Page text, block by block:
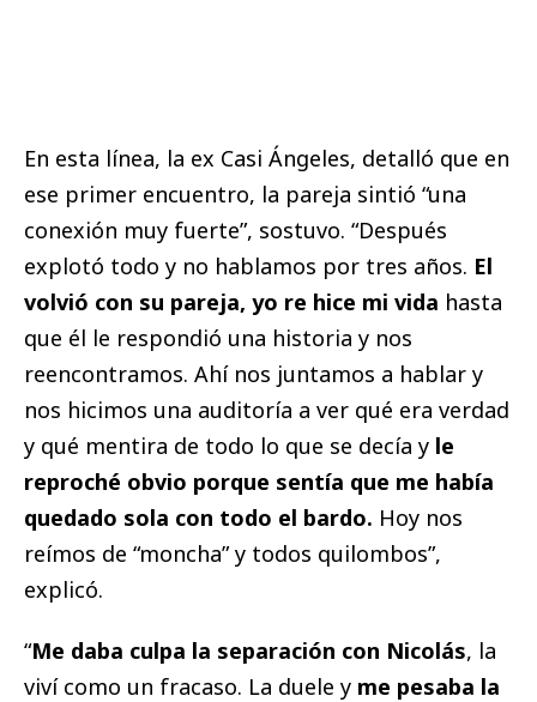
En esta línea, la ex Casi Ángeles, detalló que en
ese primer encuentro, la pareja sintió “una
conexión muy fuerte”, sostuvo. “Después
explotó todo y no hablamos por tres años. El
volvió con su pareja, yo re hice mi vida hasta
que él le respondió una historia y nos
reencontramos. Ahí nos juntamos a hablar y
nos hicimos una auditoría a ver qué era verdad
y qué mentira de todo lo que se decía y le
reproché obvio porque sentía que me había
quedado sola con todo el bardo. Hoy nos
reímos de “moncha” y todos quilombos”,
explicó.
“Me daba culpa la separación con Nicolás, la
viví como un fracaso. La duele y me pesaba la